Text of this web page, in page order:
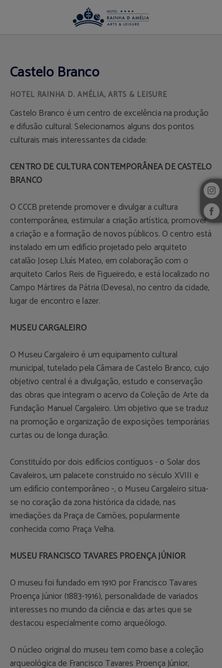
Castelo Branco
Castelo Branco é um centro de excelência na produção
e difusão cultural. Selecionamos alguns dos pontos
culturais mais interessantes da cidade:
CENTRO DE CULTURA CONTEMPORÂNEA DE CASTELO
BRANCO
O CCCB pretende promover e divulgar a cultura
contemporânea, estimular a criação artística, promover
a criação e a formação de novos públicos. O centro está
instalado em um edifício projetado pelo arquiteto
catalão Josep Lluís Mateo, em colaboração com o
arquiteto Carlos Reis de Figueiredo, e está localizado no
Campo Mártires da Pátria (Devesa), no centro da cidade,
lugar de encontro e lazer.
MUSEU CARGALEIRO
O Museu Cargaleiro é um equipamento cultural
municipal, tutelado pela Câmara de Castelo Branco, cujo
objetivo central é a divulgação, estudo e conservação
das obras que integram o acervo da Coleção de Arte da
Fundação Manuel Cargaleiro. Um objetivo que se traduz
na promoção e organização de exposições temporárias
curtas ou de longa duração.
Constituído por dois edifícios contíguos - o Solar dos
Cavaleiros, um palacete construído no século XVIII e
um edifício contemporâneo -, o Museu Cargaleiro situa-
se no coração da zona histórica da cidade, nas
imediações da Praça de Camões, popularmente
conhecida como Praça Velha.
MUSEU FRANCISCO TAVARES PROENÇA JÚNIOR
O museu foi fundado em 1910 por Francisco Tavares
Proença Júnior (1883-1916), personalidade de variados
interesses no mundo da ciência e das artes que se
destacou especialmente como arqueólogo.
O núcleo original do museu tem como base a coleção
arqueológica de Francisco Tavares Proença Júnior,